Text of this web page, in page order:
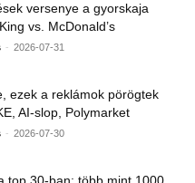
versenye a gyorskaja
vs. McDonald’s
- 2026-07-31
ezek a reklámok pörögtek
AI-slop, Polymarket
- 2026-07-30